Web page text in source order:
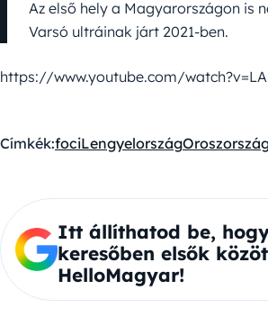
Az első hely a Magyarországon is
Varsó ultráinak járt 2021-ben.
https://www.youtube.com/
Címkék:fociLengyelország
Itt állíthatod be,
keresőben elsők
HelloMagyar!